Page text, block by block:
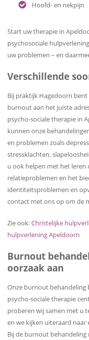
Hoofd- en nekpijn
Start uw therapie in
psychosociale
uw problemen – en
Verschillende
Bij praktijk Hagedoorn
burnout aan het juiste
psycho-sociale therapie in
kunnen onze
en problemen zoals
stressklachten,
u ook helpen met het leren
relatieproblemen en het
identiteitsproblemen en
contact met ons op om de
Zie ook:Christelijke
hulpverlening Apeldoorn
Burnout
oorzaak aan
Onze burnout behandeling
psycho-sociale therapie
proberen wij samen met u
en we kijken uiteraard naar
Bij de burnout behandeling